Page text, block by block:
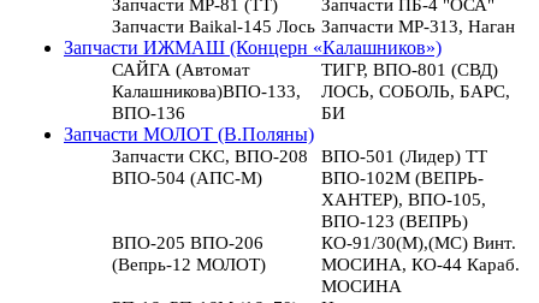
Запчасти МР-81 (ТТ)
Запчасти ПБ-4 "ОСА"
Запчасти Baikal-145 Лось Запчасти МР-313, Наган
Запчасти ИЖМАШ (Концерн «Калашников»)
САЙГА (Автомат
Калашникова)ВПО-133,
ВПО-136
ТИГР, ВПО-801 (СВД)
ЛОСЬ, СОБОЛЬ, БАРС,
БИ
Запчасти МОЛОТ (В.Поляны)
Запчасти СКС, ВПО-208
ВПО-501 (Лидер) ТТ
ВПО-504 (АПС-М)
ВПО-102М (ВЕПРЬ-
ХАНТЕР), ВПО-105,
ВПО-123 (ВЕПРЬ)
ВПО-205 ВПО-206
(Вепрь-12 МОЛОТ)
КО-91/30(М),(МС) Винт.
МОСИНА, КО-44 Караб.
МОСИНА